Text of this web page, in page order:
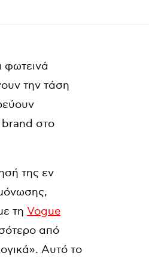
φωτεινά
την τάση
brand στο
της εν
τη Vogue
από
Αυτό το